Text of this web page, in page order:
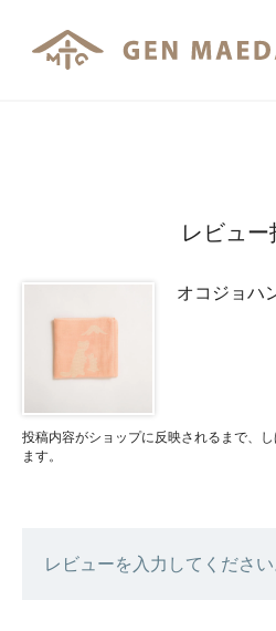
レビュー
オコジョハ
投稿内容がショップに反映されるまで、
ます。
レビューを入力してください